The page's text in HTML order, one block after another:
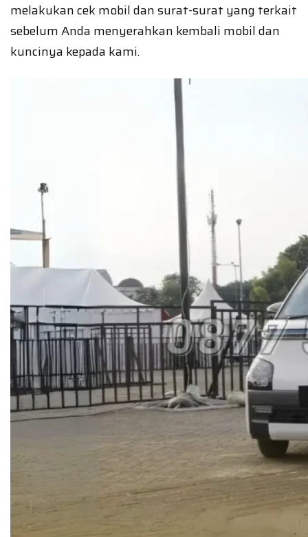
melakukan cek mobil dan surat-surat yang terkait
sebelum Anda menyerahkan kembali mobil dan
kuncinya kepada kami.